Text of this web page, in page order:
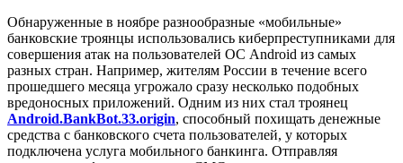
Обнаруженные в ноябре разнообразные «мобильные»
банковские троянцы использовались киберпреступниками для
совершения атак на пользователей ОС Android из самых
разных стран. Например, жителям России в течение всего
прошедшего месяца угрожало сразу несколько подобных
вредоносных приложений. Одним из них стал троянец
Android.BankBot.33.origin, способный похищать денежные
средства с банковского счета пользователей, у которых
подключена услуга мобильного банкинга. Отправляя